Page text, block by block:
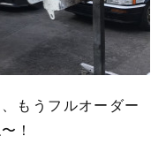
もうフルオーダー
！